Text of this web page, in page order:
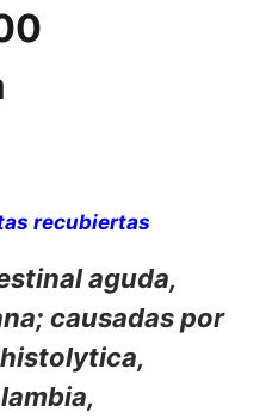
recubiertas
aguda,
causadas por